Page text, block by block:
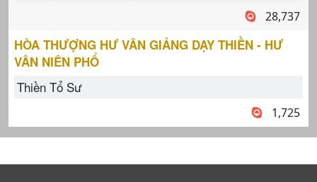
28,737
HÒA THƯỢNG HƯ VÂN GIẢNG DẠY THIỀN - HƯ
VÂN NIÊN PHỔ
Thiền Tổ Sư
1,725